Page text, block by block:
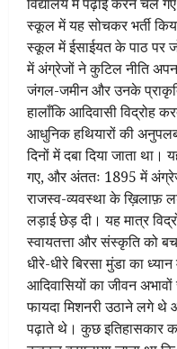
विद्यालय में पढ़ाई करने चले
स्कूल में यह सोचकर भर्ती
स्कूल में ईसाईयत के पाठ पर
में अंग्रेजों ने कुटिल नीति
जंगल-जमीन और उनके
हालाँकि आदिवासी विद्रोह
आधुनिक हथियारों की
दिनों में दबा दिया जाता
गए, और अंततः 1895 में
राजस्व-व्यवस्था के ख़िलाफ़
लड़ाई छेड़ दी। यह मात्र
स्वायतत्ता और संस्कृति को
धीरे-धीरे बिरसा मुंडा का
आदिवासियों का जीवन
फायदा मिशनरी उठाने लगे थे
पढ़ाते थे। कुछ इतिहासकार